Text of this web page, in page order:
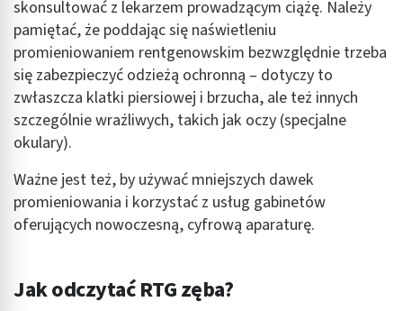
skonsultować z lekarzem prowadzącym ciążę. Należy
pamiętać, że poddając się naświetleniu
promieniowaniem rentgenowskim bezwzględnie trzeba
się zabezpieczyć odzieżą ochronną – dotyczy to
zwłaszcza klatki piersiowej i brzucha, ale też innych
szczególnie wrażliwych, takich jak oczy (specjalne
okulary).
Ważne jest też, by używać mniejszych dawek
promieniowania i korzystać z usług gabinetów
oferujących nowoczesną, cyfrową aparaturę.
Jak odczytać RTG zęba?